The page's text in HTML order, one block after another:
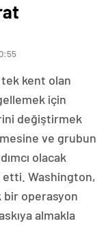
kent olan
için
değiştirmek
ve grubun
olacak
etti. Washington,
bir operasyon
almakla